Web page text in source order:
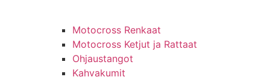
Motocross Renkaat
Motocross Ketjut ja Rattaat
Ohjaustangot
Kahvakumit